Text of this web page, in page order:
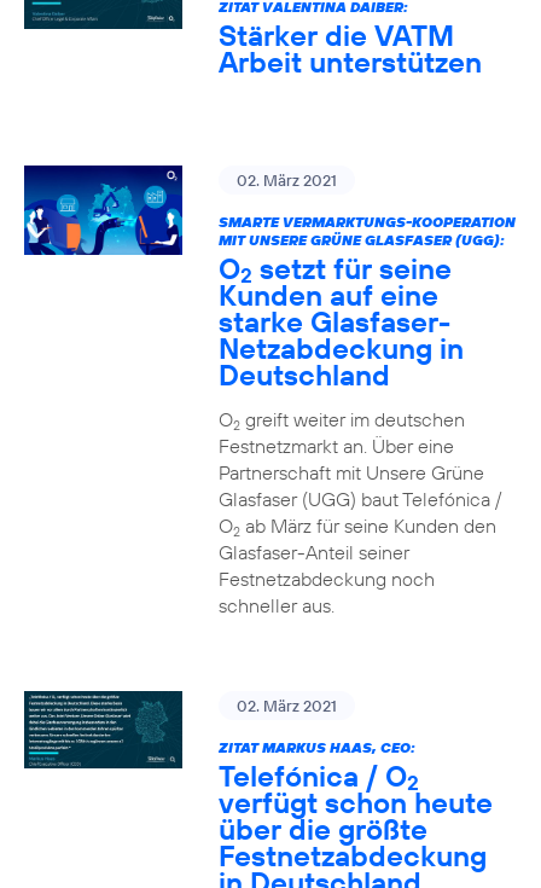
ZITAT VALENTINA DAIBER:
Stärker die VATM
Arbeit unterstützen
02. März 2021
SMARTE VERMARKTUNGS-KOOPERATION
MIT UNSERE GRÜNE GLASFASER (UGG):
O2 setzt für seine
Kunden auf eine
starke Glasfaser-
Netzabdeckung in
Deutschland
O2greift weiter im deutschen
Festnetzmarkt an. Über eine
Partnerschaft mit Unsere Grüne
Glasfaser (UGG) baut Telefónica /
O2ab März für seine Kunden den
Glasfaser-Anteil seiner
Festnetzabdeckung noch
schneller aus.
02. März 2021
ZITAT MARKUS HAAS, CEO:
Telefónica / O2
verfügt schon heute
über die größte
Festnetzabdeckung